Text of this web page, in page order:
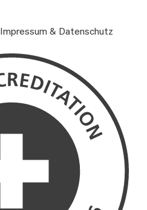
Impressum & Datenschutz